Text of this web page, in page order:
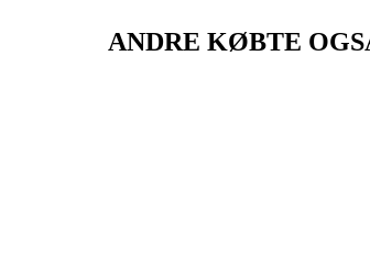
ANDRE KØBTE